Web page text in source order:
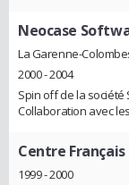
Neocase
La Garenne-
2000 - 2004
Spin off de la société
Collaboration avec
Centre
1999 - 2000